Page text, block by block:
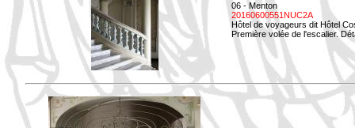
06 - Menton
20160600551NUC2A
Hôtel de voyageurs dit Hôtel
Première volée de l'escalier.